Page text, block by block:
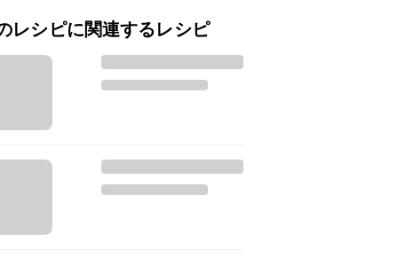
レシピに関連するレシピ